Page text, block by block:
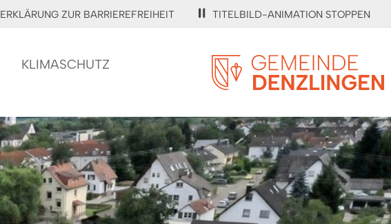
ERKLÄRUNG ZUR BARRIEREFREIHEIT TITELBILD-ANIMATION STOPPEN
KLIMASCHUTZ